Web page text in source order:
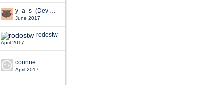
June 2017
rodostw
April 2017
corinne
April 2017